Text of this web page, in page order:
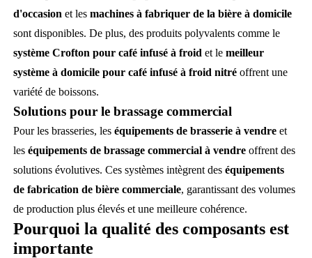
d'occasion et les machines à fabriquer de la bière à domicile
sont disponibles. De plus, des produits polyvalents comme le
système Crofton pour café infusé à froid et le meilleur
système à domicile pour café infusé à froid nitréoffrent une
variété de boissons.
Solutions pour le brassage commercial
Pour les brasseries, les équipements de brasserie à vendreet
les équipements de brassage commercial à vendreoffrent des
solutions évolutives. Ces systèmes intègrent des équipements
de fabrication de bière commerciale, garantissant des volumes
de production plus élevés et une meilleure cohérence.
Pourquoi la qualité des composants est
importante